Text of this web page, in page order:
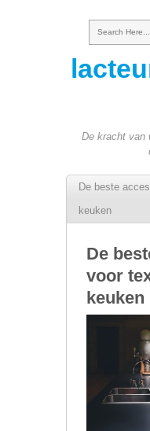
Search Here...
De kracht van
De beste
keuken
De
voor
keuken